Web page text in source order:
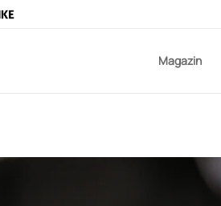
Magazin